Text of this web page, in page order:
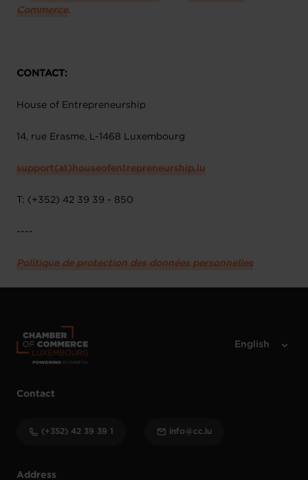
Commerce.
CONTACT:
House of Entrepreneurship
14, rue Erasme, L-1468 Luxembourg
support(at)houseofentrepreneurship.lu
T: (+352) 42 39 39 - 850
----
Politique de protection des données personnelles
Address
Contact
(+352) 42 39 39 1 info@cc.lu